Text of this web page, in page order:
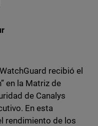
Reddit
recibió el
en la Matriz de
de Canalys
En esta
rendimiento de los